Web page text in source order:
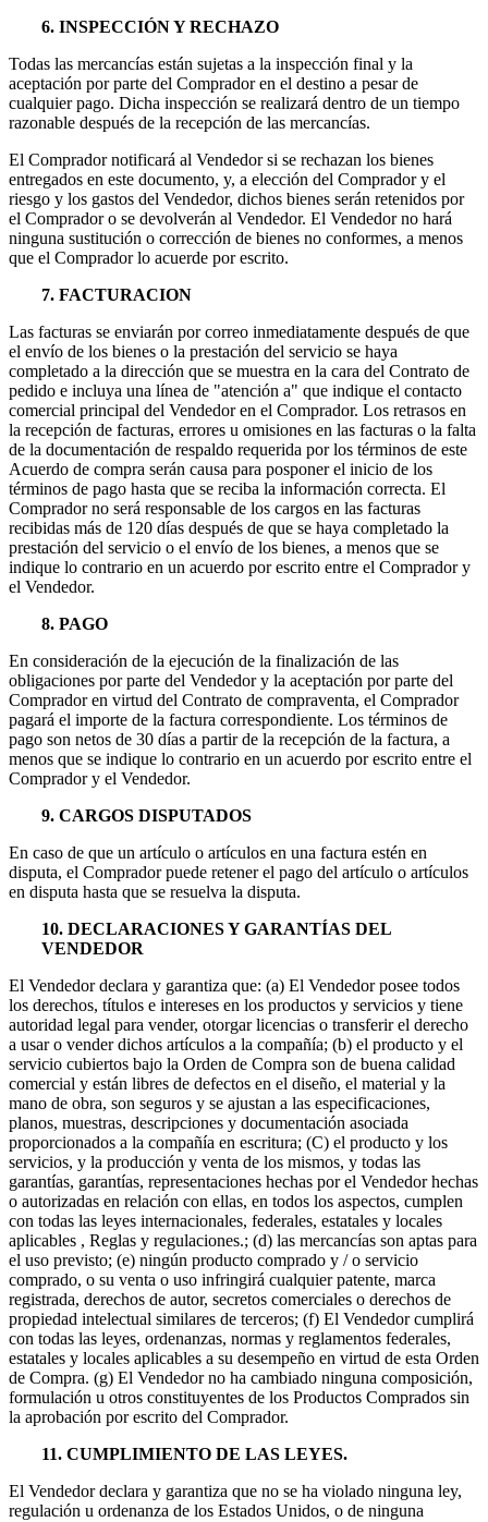
6. INSPECCIÓN Y RECHAZO
Todas las mercancías están sujetas a la inspección final y la
aceptación por parte del Comprador en el destino a pesar de
cualquier pago. Dicha inspección se realizará dentro de un tiempo
razonable después de la recepción de las mercancías.
El Comprador notificará al Vendedor si se rechazan los bienes
entregados en este documento, y, a elección del Comprador y el
riesgo y los gastos del Vendedor, dichos bienes serán retenidos por
el Comprador o se devolverán al Vendedor. El Vendedor no hará
ninguna sustitución o corrección de bienes no conformes, a menos
que el Comprador lo acuerde por escrito.
7. FACTURACION
Las facturas se enviarán por correo inmediatamente después de que
el envío de los bienes o la prestación del servicio se haya
completado a la dirección que se muestra en la cara del Contrato de
pedido e incluya una línea de "atención a" que indique el contacto
comercial principal del Vendedor en el Comprador. Los retrasos en
la recepción de facturas, errores u omisiones en las facturas o la falta
de la documentación de respaldo requerida por los términos de este
Acuerdo de compra serán causa para posponer el inicio de los
términos de pago hasta que se reciba la información correcta. El
Comprador no será responsable de los cargos en las facturas
recibidas más de 120 días después de que se haya completado la
prestación del servicio o el envío de los bienes, a menos que se
indique lo contrario en un acuerdo por escrito entre el Comprador y
el Vendedor.
8. PAGO
En consideración de la ejecución de la finalización de las
obligaciones por parte del Vendedor y la aceptación por parte del
Comprador en virtud del Contrato de compraventa, el Comprador
pagará el importe de la factura correspondiente. Los términos de
pago son netos de 30 días a partir de la recepción de la factura, a
menos que se indique lo contrario en un acuerdo por escrito entre el
Comprador y el Vendedor.
9. CARGOS DISPUTADOS
En caso de que un artículo o artículos en una factura estén en
disputa, el Comprador puede retener el pago del artículo o artículos
en disputa hasta que se resuelva la disputa.
10. DECLARACIONES Y GARANTÍAS DEL
VENDEDOR
El Vendedor declara y garantiza que: (a) El Vendedor posee todos
los derechos, títulos e intereses en los productos y servicios y tiene
autoridad legal para vender, otorgar licencias o transferir el derecho
a usar o vender dichos artículos a la compañía; (b) el producto y el
servicio cubiertos bajo la Orden de Compra son de buena calidad
comercial y están libres de defectos en el diseño, el material y la
mano de obra, son seguros y se ajustan a las especificaciones,
planos, muestras, descripciones y documentación asociada
proporcionados a la compañía en escritura; (C) el producto y los
servicios, y la producción y venta de los mismos, y todas las
garantías, garantías, representaciones hechas por el Vendedor hechas
o autorizadas en relación con ellas, en todos los aspectos, cumplen
con todas las leyes internacionales, federales, estatales y locales
aplicables , Reglas y regulaciones.; (d) las mercancías son aptas para
el uso previsto; (e) ningún producto comprado y / o servicio
comprado, o su venta o uso infringirá cualquier patente, marca
registrada, derechos de autor, secretos comerciales o derechos de
propiedad intelectual similares de terceros; (f) El Vendedor cumplirá
con todas las leyes, ordenanzas, normas y reglamentos federales,
estatales y locales aplicables a su desempeño en virtud de esta Orden
de Compra. (g) El Vendedor no ha cambiado ninguna composición,
formulación u otros constituyentes de los Productos Comprados sin
la aprobación por escrito del Comprador.
11. CUMPLIMIENTO DE LAS LEYES.
El Vendedor declara y garantiza que no se ha violado ninguna ley,
regulación u ordenanza de los Estados Unidos, o de ninguna